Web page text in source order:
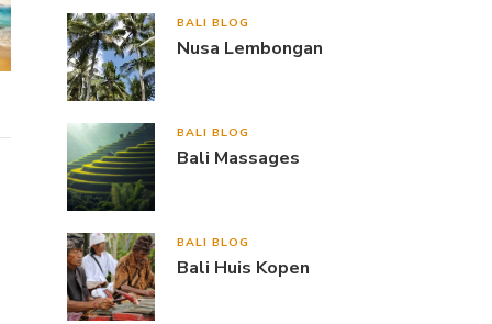
BALI BLOG
Nusa Lembongan
BALI BLOG
Bali Massages
BALI BLOG
Bali Huis Kopen